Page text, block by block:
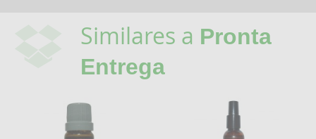
Similares a Pronta
Entrega